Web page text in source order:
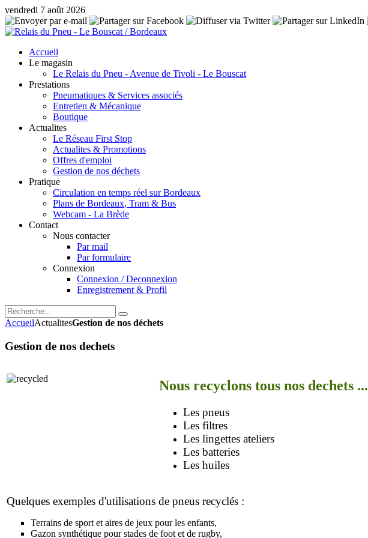
vendredi 7 août 2026
Accueil
Le magasin
Le Relais du Pneu - Avenue de Tivoli - Le Bouscat
Prestations
Pneumatiques & Services associés
Entretien & Mécanique
Boutique
Actualites
Le Réseau First Stop
Actualites & Promotions
Offres d'emploi
Gestion de nos déchets
Pratique
Circulation en temps réel sur Bordeaux
Plans de Bordeaux, Tram & Bus
Webcam - La Brède
Contact
Nous contacter
Par mail
Par formulaire
Connexion
Connexion / Deconnexion
Enregistrement & Profil
AccueilActualitesGestion de nos déchets
Gestion de nos dechets
Nous recyclons tous nos dechets ...
Les pneus
Les filtres
Les lingettes ateliers
Les batteries
Les huiles
Quelques exemples d'utilisations de pneus recyclés :
Terrains de sport et aires de jeux pour les enfants,
Gazon synthétique pour stades de foot et de rugby,